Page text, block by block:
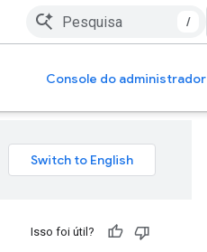
/
Console do administrador
Isso foi útil?